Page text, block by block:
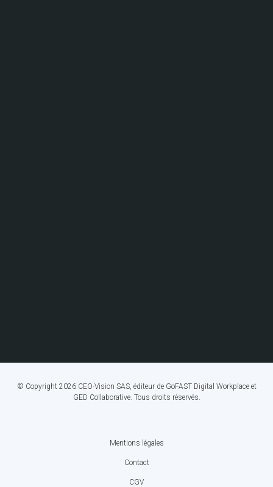
© Copyright 2026 CEO-Vision SAS, éditeur de GoFAST Digital Workplace et
GED Collaborative. Tous droits réservés.
Mentions légales
Contact
CGV